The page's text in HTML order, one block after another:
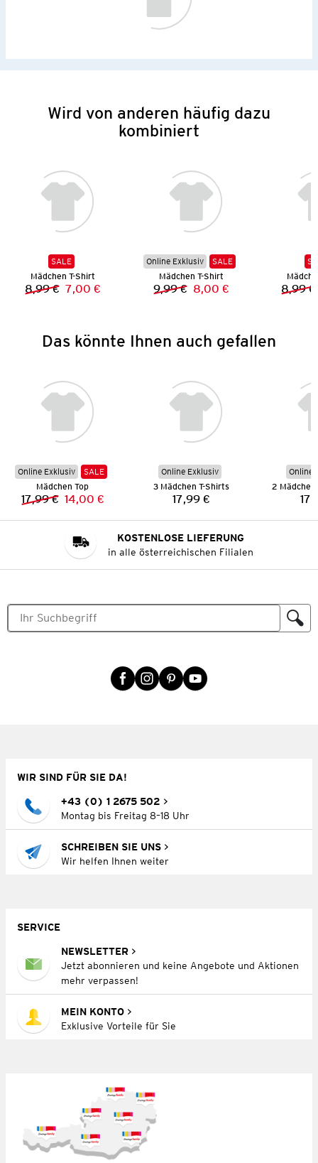
Wird von anderen häufig dazu
kombiniert
SALE
Mädchen T-Shirt
Vorheriger Preis:
8,99 € Neuer Preis:
7,00 €
Online Exklusiv
SALE
Mädchen T-Shirt
Vorheriger Preis:
9,99 € Neuer Preis:
8,00 € 8,99 €
Das könnte Ihnen auch gefallen
Online Exklusiv
SALE
Mädchen Top
Vorheriger Preis:
17,99 € Neuer Preis:
14,00 €
Online Exklusiv
3 Mädchen T-Shirts
Preis:
17,99 €
Online
KOSTENLOSE LIEFERUNG
in alle österreichischen Filialen
WIR SIND FÜR SIE DA!
+43 (0) 1 2675 502
Montag bis Freitag 8–18 Uhr
SCHREIBEN SIE UNS
Wir helfen Ihnen weiter
SERVICE
NEWSLETTER
Jetzt abonnieren und keine Angebote und Aktionen
mehr verpassen!
MEIN KONTO
Exklusive Vorteile für Sie